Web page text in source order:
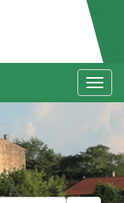
Menu